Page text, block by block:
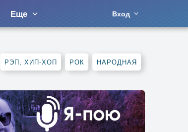
Еще Вход
РЭП, ХИП-ХОП РОК НАРОДНАЯ